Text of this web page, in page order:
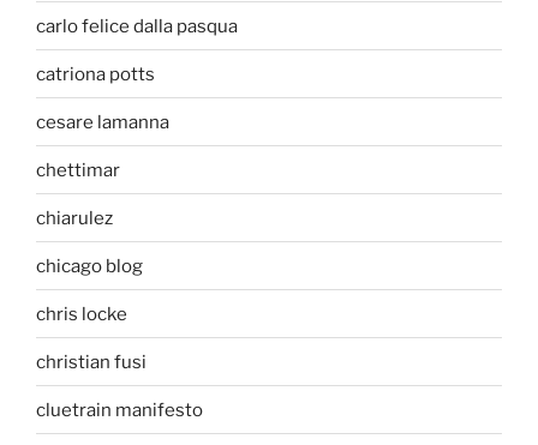
carlo felice dalla pasqua
catriona potts
cesare lamanna
chettimar
chiarulez
chicago blog
chris locke
christian fusi
cluetrain manifesto